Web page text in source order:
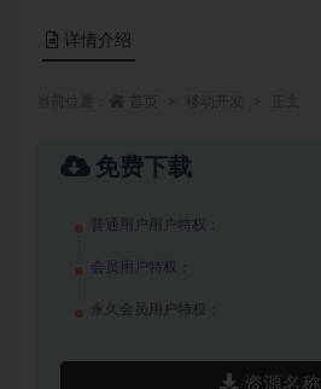
详情介绍
免费下载
普通用户用户特权：
会员用户特权：
永久会员用户特权：
资源名称